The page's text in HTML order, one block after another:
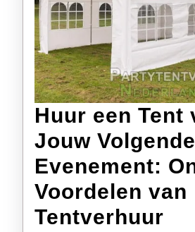
Huur een Tent
Jouw Volgende
Evenement:
Voordelen van
Tentverhuur